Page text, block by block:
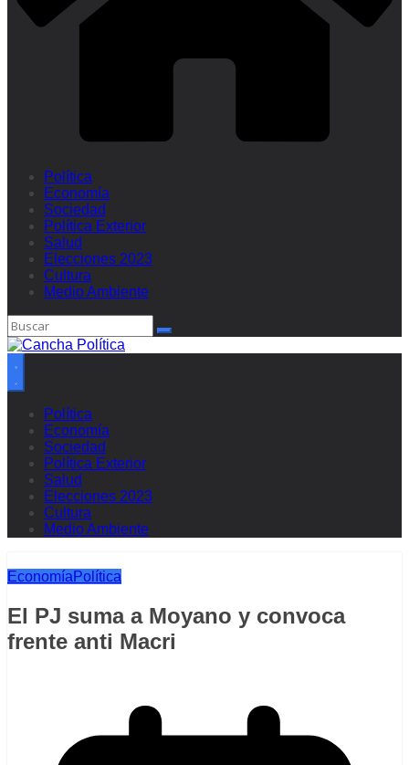
Política
Economía
Sociedad
Política Exterior
Salud
Elecciones 2023
Cultura
Medio Ambiente
Política
Economía
Sociedad
Política Exterior
Salud
Elecciones 2023
Cultura
Medio Ambiente
EconomíaPolítica
El PJ suma a Moyano y convoca
frente anti Macri